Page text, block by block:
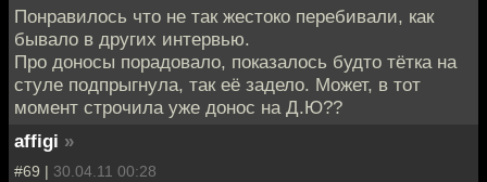
Понравилось что не так жестоко перебивали, как
бывало в других интервью.
Про доносы порадовало, показалось будто тётка на
стуле подпрыгнула, так её задело. Может, в тот
момент строчила уже донос на Д.Ю??
affigi »
#69 | 30.04.11 00:28